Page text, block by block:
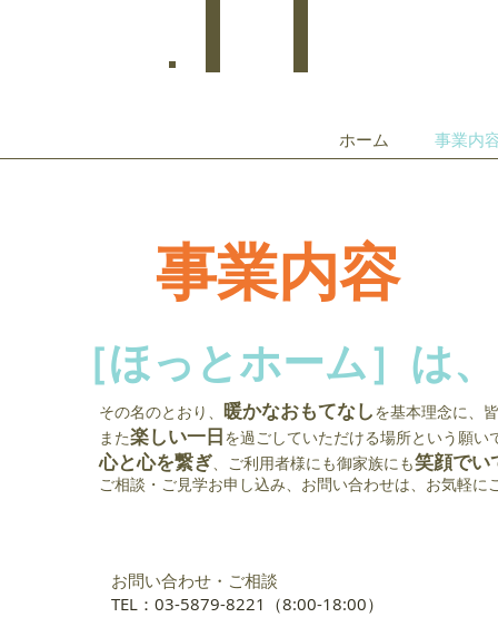
ホーム 事業内
事業内容
［ほっとホーム］は、
その名のとおり、 暖かなおもてなしを基本理念に、
また楽しい一日 を過ごしていただける場所という願い
心と心を繋ぎ 、ご利用者様にも御家族にも笑顔でい
ご相談・ご見学お申し込み、お問い合わせは、お気軽に
お問い合わせ・ご相談
TEL：03-5879-8221（8:00-18:00）